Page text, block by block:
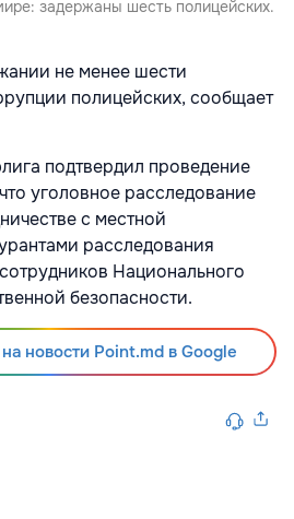
задержаны шесть полицейских.
не менее шести
полицейских, сообщает
подтвердил проведение
уголовное расследование
с местной
расследования
Национального
безопасности.
новости Point.md в Google